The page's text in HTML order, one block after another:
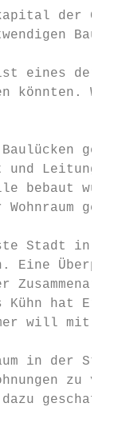
der
ist eines der
könnten.
Leitungen
bebaut
Stadt in
Eine
Kühn hat
will mit
in der
zu